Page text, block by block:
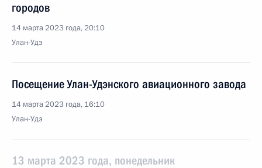
городов
14 марта 2023 года, 20:10
Улан-Удэ
Посещение Улан-Удэнского авиационного завода
14 марта 2023 года, 16:10
Улан-Удэ
13 марта 2023 года, понедельник